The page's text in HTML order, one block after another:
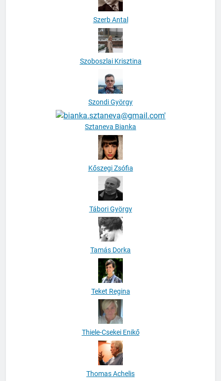
Szerb Antal
Szoboszlai Krisztina
Szondi György
Sztaneva Bianka
Kőszegi Zsófia
Tábori György
Tamás Dorka
Teket Regina
Thiele-Csekei Enikő
Thomas Achelis